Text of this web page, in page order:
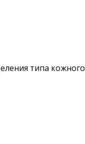
типа кожного